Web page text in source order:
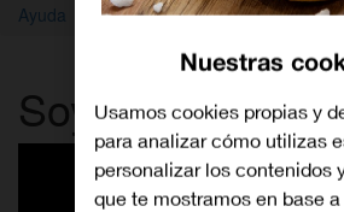
Ayuda Vídeos Soy nuevo en Orange
Soy nuevo en
Nuestras
Usamos cookies propias y
para analizar cómo utilizas
personalizar los contenidos
que te mostramos en base